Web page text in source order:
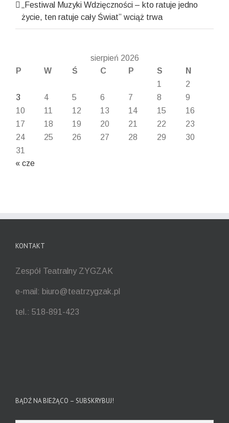
„Festiwal Muzyki Wdzięczności – kto ratuje jedno
życie, ten ratuje cały Świat” wciąż trwa
sierpień 2026
P
W Ś C P S
N
1
2
3
4 5 6 7 8
9
10
11 12 13 14 15
16
17
18 19 20 21 22
23
24
25 26 27 28 29
30
31
« cze
KONTAKT
Zespół Teatralny ZYGZAK
e-mail: biuro@teatrzygzak.pl
tel.: 518-891-423
BĄDŹ NA BIEŻĄCO – SUBSKRYBUJ!